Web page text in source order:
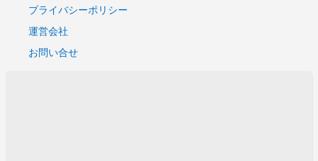
プライバシーポリシー
運営会社
お問い合せ